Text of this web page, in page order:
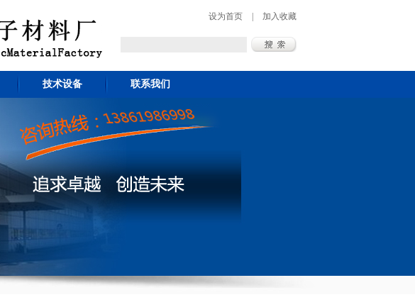
设为首页 加入收藏
技术设备 联系我们